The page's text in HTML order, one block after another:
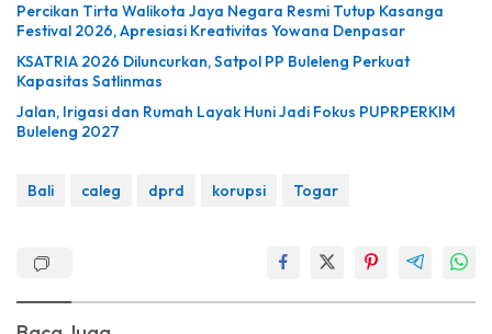
Percikan Tirta Walikota Jaya Negara Resmi Tutup Kasanga
Festival 2026, Apresiasi Kreativitas Yowana Denpasar
KSATRIA 2026 Diluncurkan, Satpol PP Buleleng Perkuat
Kapasitas Satlinmas
Jalan, Irigasi dan Rumah Layak Huni Jadi Fokus PUPRPERKIM
Buleleng 2027
Bali caleg dprd korupsi Togar